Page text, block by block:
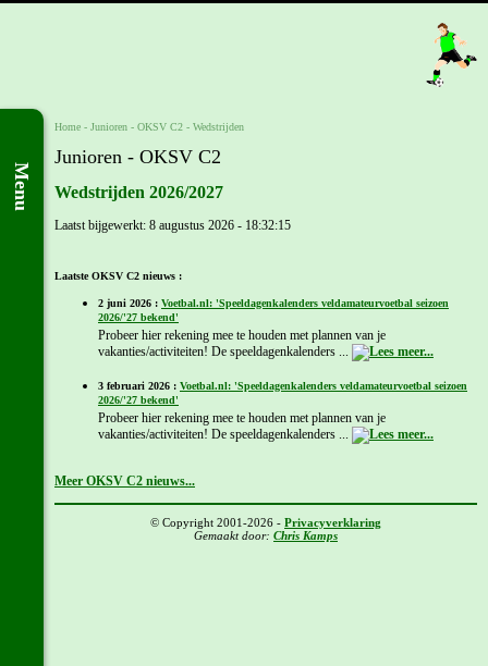
Menu
Home - Junioren - OKSV C2 - Wedstrijden
Junioren - OKSV C2
Wedstrijden 2026/2027
Laatst bijgewerkt: 8 augustus 2026 - 18:32:15
Laatste OKSV C2 nieuws :
2 juni 2026 : Voetbal.nl: 'Speeldagenkalenders veldamateurvoetbal seizoen
2026/'27 bekend'
Probeer hier rekening mee te houden met plannen van je
vakanties/activiteiten! De speeldagenkalenders ...
3 februari 2026 : Voetbal.nl: 'Speeldagenkalenders veldamateurvoetbal seizoen
2026/'27 bekend'
Probeer hier rekening mee te houden met plannen van je
vakanties/activiteiten! De speeldagenkalenders ...
Meer OKSV C2 nieuws...
© Copyright 2001-2026 - Privacyverklaring
Gemaakt door: Chris Kamps